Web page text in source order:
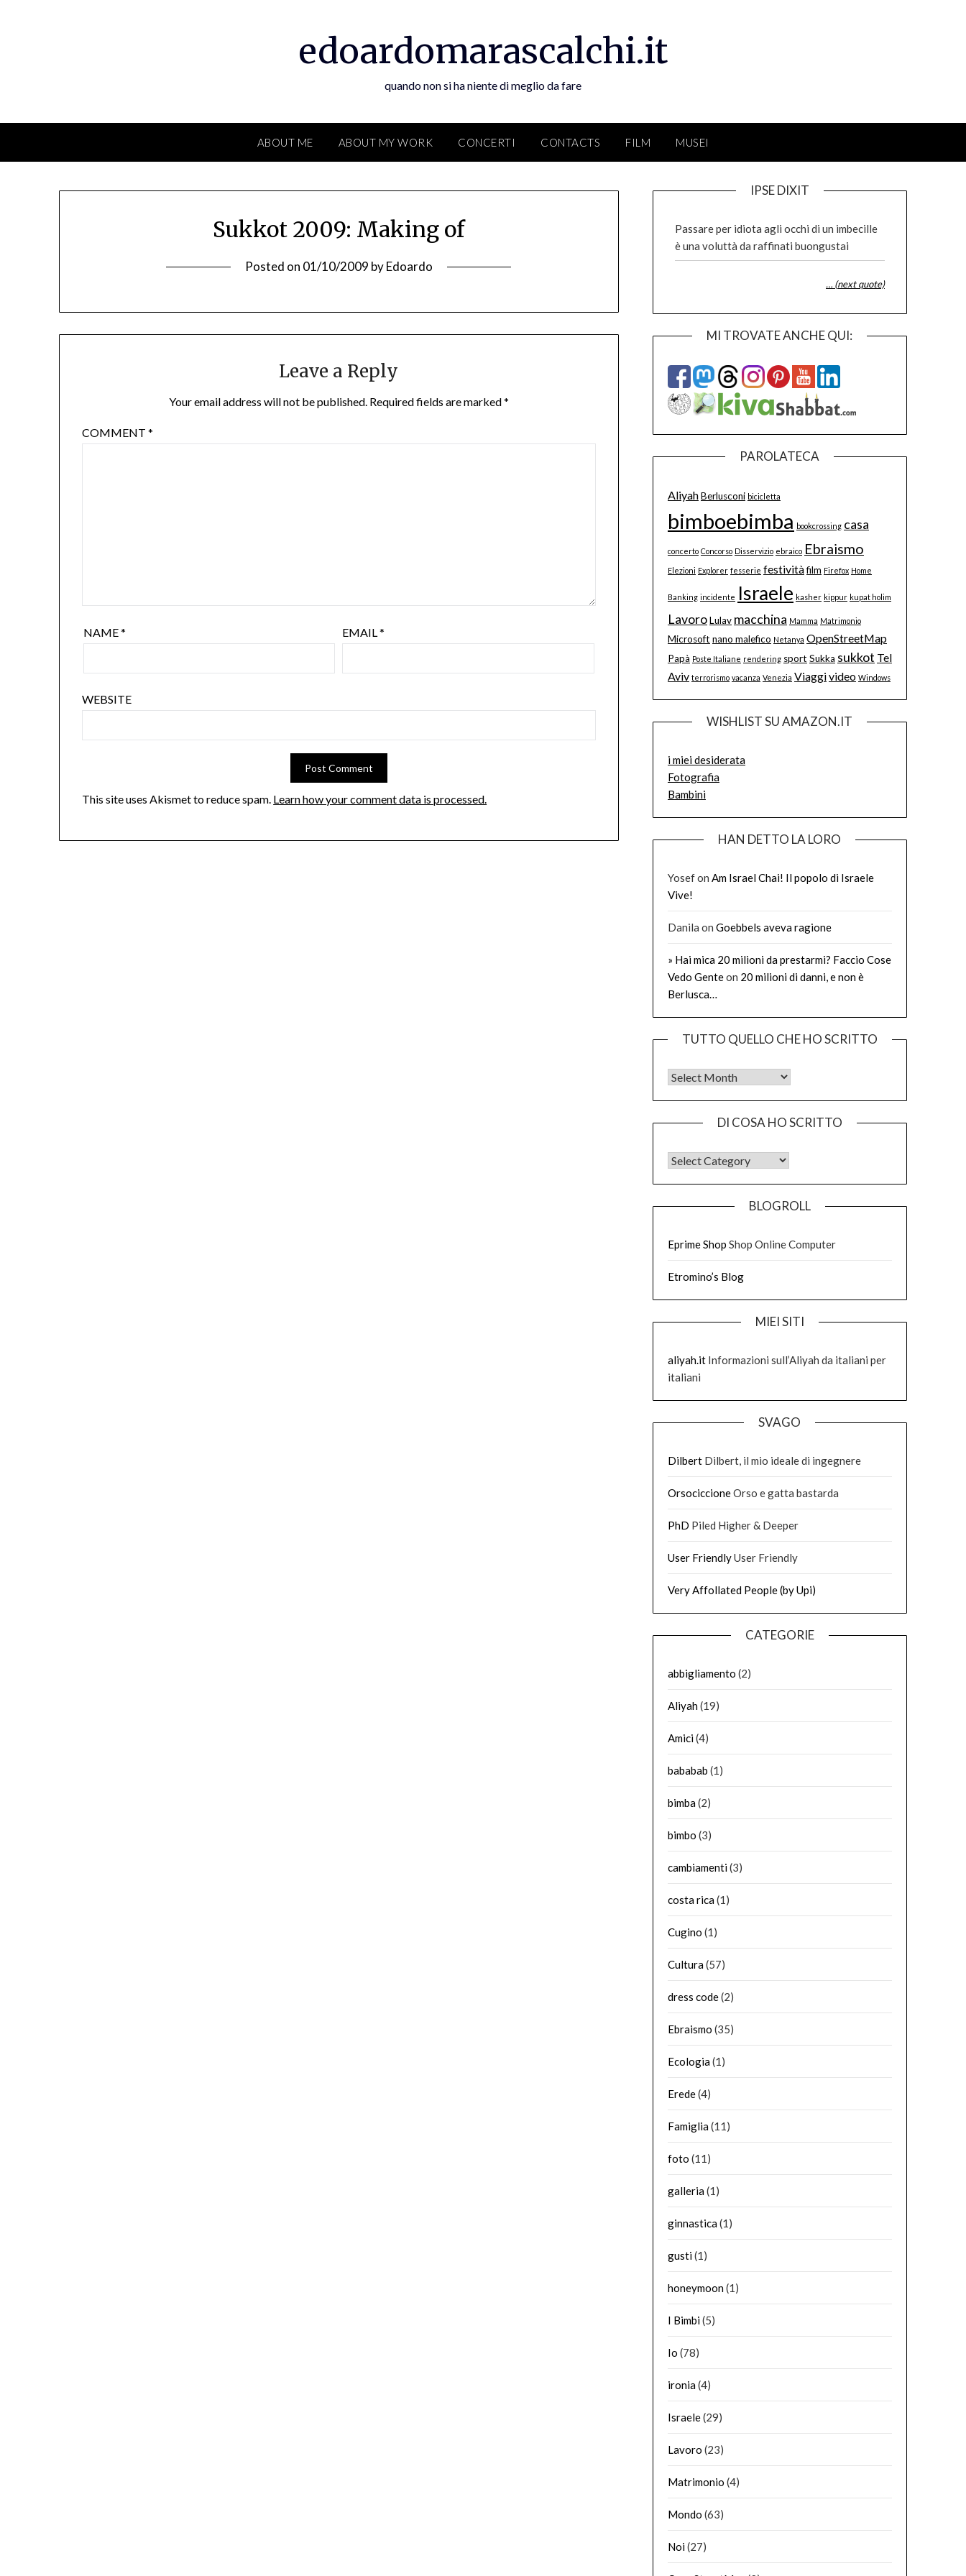
edoardomarascalchi.it
quando non si ha niente di meglio da fare
ABOUT ME ABOUT MY WORK CONCERTI CONTACTS FILM MUSEI
Sukkot 2009: Making of
Posted on 01/10/2009 byEdoardo
Leave a Reply
Your email address will not be published. Required fields are marked*
COMMENT*
NAME* EMAIL*
WEBSITE
This site uses Akismet to reduce spam. Learn how your comment data is processed.
IPSE DIXIT
Passare per idiota agli occhi di un imbecille
è una voluttà da raffinati buongustai
… (next quote)
MI TROVATE ANCHE QUI:
PAROLATECA
AliyahBerlusconi bicicletta
bimboebimba bookcrossing casa
concerto Concorso Disservizio ebraico Ebraismo
Elezioni Explorer fesserie festivitàfilm Firefox Home
Banking incidente Israele kasher kippur kupat holim
LavoroLulav macchina Mamma Matrimonio
Microsoft nano malefico Netanya OpenStreetMap
Papà Poste Italiane rendering sport Sukka sukkot Tel
Aviv terrorismo vacanza Venezia Viaggivideo Windows
WISHLIST SU AMAZON.IT
i miei desiderata
Fotografia
Bambini
HAN DETTO LA LORO
Yosefon Am Israel Chai! Il popolo di Israele
Vive!
Danila on Goebbels aveva ragione
» Hai mica 20 milioni da prestarmi? Faccio Cose
Vedo Genteon 20 milioni di danni, e non è
Berlusca…
TUTTO QUELLO CHE HO SCRITTO
Tutto quello che ho scritto
DI COSA HO SCRITTO
DI COSA HO SCRITTO
BLOGROLL
Eprime Shop Shop Online Computer
Etromino’s Blog
MIEI SITI
aliyah.itInformazioni sull’Aliyah da italiani per
italiani
SVAGO
DilbertDilbert, il mio ideale di ingegnere
OrsociccioneOrso e gatta bastarda
PhD Piled Higher & Deeper
User FriendlyUser Friendly
Very Affollated People (by Upi)
CATEGORIE
abbigliamento (2)
Aliyah(19)
Amici(4)
bababab (1)
bimba(2)
bimbo (3)
cambiamenti(3)
costa rica(1)
Cugino (1)
Cultura(57)
dress code(2)
Ebraismo (35)
Ecologia(1)
Erede(4)
Famiglia(11)
foto (11)
galleria(1)
ginnastica(1)
gusti(1)
honeymoon(1)
I Bimbi(5)
Io (78)
ironia(4)
Israele(29)
Lavoro (23)
Matrimonio (4)
Mondo (63)
Noi(27)